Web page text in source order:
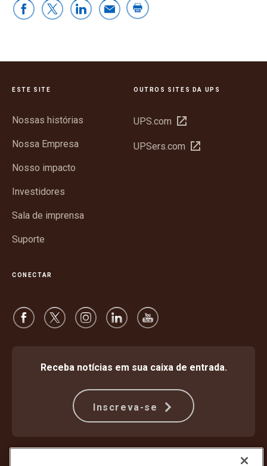
ESTE SITE
Nossas histórias
Nossa Empresa
Nosso impacto
Investidores
Sala de imprensa
Suporte
OUTROS SITES DA UPS
UPS.com Abrir
nova
UPSers.com Abrir
CONECTAR
Receba notícias em sua caixa de entrada.
Inscreva-se